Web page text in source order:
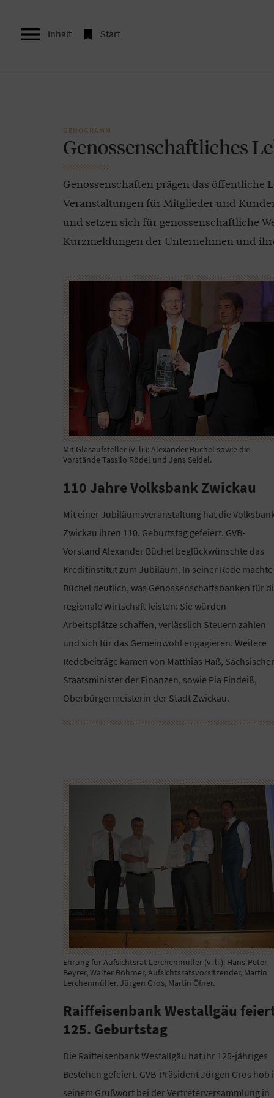
 Inhalt  Start
GENOGRAMM
Genossenschaftliches
Genossenschaften prägen das öffentliche
Veranstaltungen für Mitglieder und
und setzen sich für genossenschaftliche
Kurzmeldungen der Unternehmen und
Mit Glasaufsteller (v. li.): Alexander Büchel sowie die
Vorstände Tassilo Rödel und Jens Seidel.
110 Jahre Volksbank Zwickau
Mit einer Jubiläumsveranstaltung hat die
Zwickau ihren 110. Geburtstag gefeiert. GVB-
Vorstand Alexander Büchel beglückwünschte das
Kreditinstitut zum Jubiläum. In seiner Rede machte
Büchel deutlich, was Genossenschaftsbanken für
regionale Wirtschaft leisten: Sie würden
Arbeitsplätze schaffen, verlässlich Steuern zahlen
und sich für das Gemeinwohl engagieren. Weitere
Redebeiträge kamen von Matthias Haß, Sächsischer
Staatsminister der Finanzen, sowie Pia Findeiß,
Oberbürgermeisterin der Stadt Zwickau.
Ehrung für Aufsichtsrat Lerchenmüller (v. li.): Hans-Peter
Beyrer, Walter Böhmer, Aufsichtsratsvorsitzender, Martin
Lerchenmüller, Jürgen Gros, Martin Öfner.
Raiffeisenbank Westallgäu
125. Geburtstag
Die Raiffeisenbank Westallgäu hat ihr 125-jähriges
Bestehen gefeiert. GVB-Präsident Jürgen Gros hob
seinem Grußwort bei der Vertreterversammlung in